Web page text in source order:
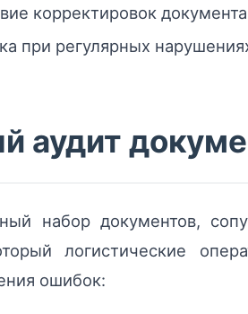
корректировок
при регулярных
аудит
набор документов,
логистические
ошибок: